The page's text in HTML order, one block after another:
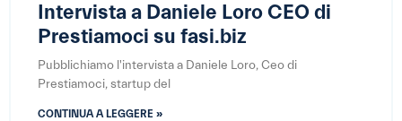
Intervista a Daniele Loro CEO di
Prestiamoci su fasi.biz
Pubblichiamo l'intervista a Daniele Loro, Ceo di
Prestiamoci, startup del
CONTINUA A LEGGERE »